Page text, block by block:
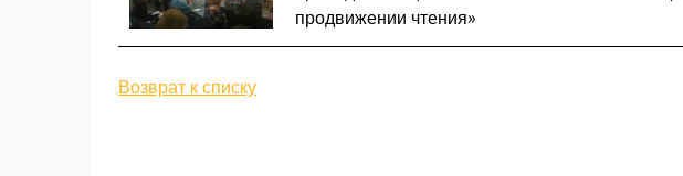
продвижении чтения»
Возврат к списку